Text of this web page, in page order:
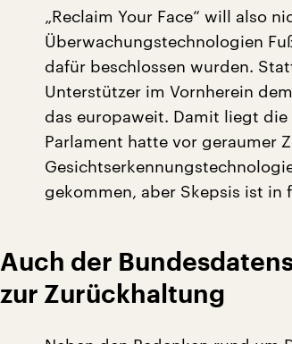
„Reclaim Your Face“ will also
Überwachungstechnologien
dafür beschlossen wurden.
Unterstützer im Vornherein
das europaweit. Damit liegt die
Parlament hatte vor geraumer
gekommen, aber Skepsis ist in
Auch der
zur Zurückhaltung